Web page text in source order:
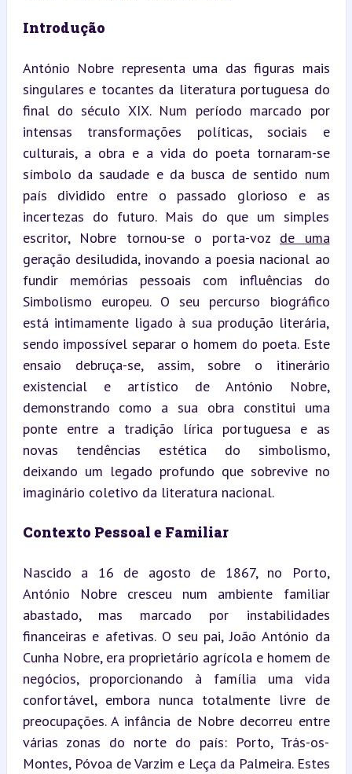
Introdução
António Nobre representa uma das figuras mais
singulares e tocantes da literatura portuguesa do
final do século XIX. Num período marcado por
intensas transformações políticas, sociais e
culturais, a obra e a vida do poeta tornaram-se
símbolo da saudade e da busca de sentido num
país dividido entre o passado glorioso e as
incertezas do futuro. Mais do que um simples
escritor, Nobre tornou-se o porta-voz de uma
geração desiludida, inovando a poesia nacional ao
fundir memórias pessoais com influências do
Simbolismo europeu. O seu percurso biográfico
está intimamente ligado à sua produção literária,
sendo impossível separar o homem do poeta. Este
ensaio debruça-se, assim, sobre o itinerário
existencial e artístico de António Nobre,
demonstrando como a sua obra constitui uma
ponte entre a tradição lírica portuguesa e as
novas tendências estética do simbolismo,
deixando um legado profundo que sobrevive no
imaginário coletivo da literatura nacional.
Contexto Pessoal e Familiar
Nascido a 16 de agosto de 1867, no Porto,
António Nobre cresceu num ambiente familiar
abastado, mas marcado por instabilidades
financeiras e afetivas. O seu pai, João António da
Cunha Nobre, era proprietário agrícola e homem de
negócios, proporcionando à família uma vida
confortável, embora nunca totalmente livre de
preocupações. A infância de Nobre decorreu entre
várias zonas do norte do país: Porto, Trás-os-
Montes, Póvoa de Varzim e Leça da Palmeira. Estes